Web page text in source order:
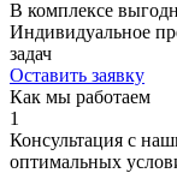
В комплексе
Индивидуальное
задач
Оставить заявку
Как мы работаем
1
Консультация с
оптимальных